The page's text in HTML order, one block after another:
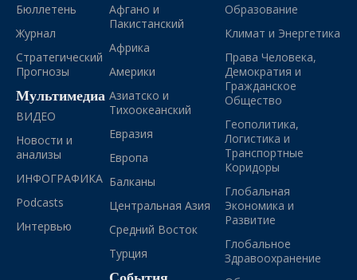
Бюллетень
Журнал
Стратегический
Прогнозы
Мультимедиа
ВИДЕО
Новости и
анализы
ИНФОГРАФИКА
Podcasts
Интервью
Афгано и
Пакистанский
Африка
Америки
Азиатско и
Тихоокеанский
Евразия
Европа
Балканы
Центральная Азия
Средний Восток
Турция
Образование
Климат и Энергетика
Права Человека,
Демократия и
Гражданское
Общество
Геополитика,
Логистика и
Транспортные
Коридоры
Глобальная
Экономика и
Развитие
Глобальное
Здравоохранение